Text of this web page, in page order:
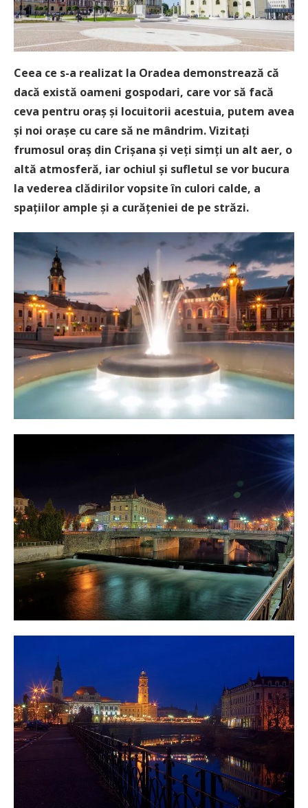
Ceea ce s-a realizat la Oradea demonstrează că
dacă există oameni gospodari, care vor să facă
ceva pentru oraș și locuitorii acestuia, putem avea
și noi orașe cu care să ne mândrim. Vizitați
frumosul oraș din Crișana și veți simți un alt aer, o
altă atmosferă, iar ochiul și sufletul se vor bucura
la vederea clădirilor vopsite în culori calde, a
spațiilor ample și a curățeniei de pe străzi.